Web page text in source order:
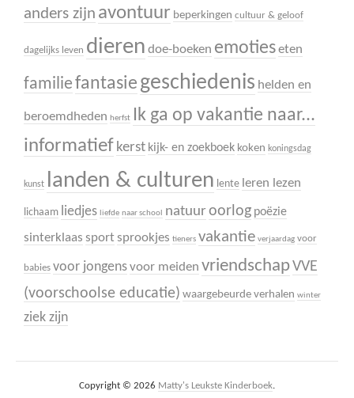
anders zijn avontuur beperkingen cultuur & geloof
dagelijks leven dieren doe-boeken emotieseten
familiefantasie geschiedenis helden en
beroemdheden herfst Ik ga op vakantie naar...
informatief kerst kijk- en zoekboek koken koningsdag
kunst landen & culturen lente leren lezen
lichaam liedjes liefde naar school natuur oorlog poëzie
sinterklaas sport sprookjes tieners vakantie verjaardag voor
babies voor jongensvoor meiden vriendschapVVE
(voorschoolse educatie) waargebeurde verhalen winter
ziek zijn
Copyright © 2026 Matty's Leukste Kinderboek.